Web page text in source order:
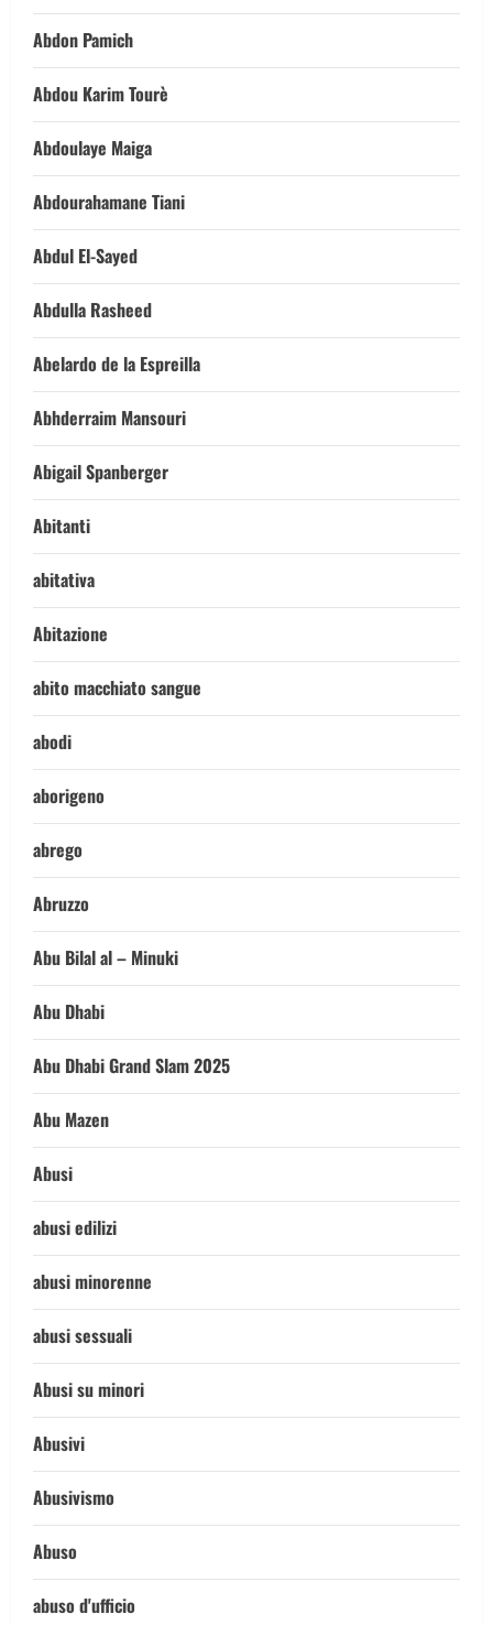
Abdon Pamich
Abdou Karim Tourè
Abdoulaye Maiga
Abdourahamane Tiani
Abdul El-Sayed
Abdulla Rasheed
Abelardo de la Espreilla
Abhderraim Mansouri
Abigail Spanberger
Abitanti
abitativa
Abitazione
abito macchiato sangue
abodi
aborigeno
abrego
Abruzzo
Abu Bilal al – Minuki
Abu Dhabi
Abu Dhabi Grand Slam 2025
Abu Mazen
Abusi
abusi edilizi
abusi minorenne
abusi sessuali
Abusi su minori
Abusivi
Abusivismo
Abuso
abuso d'ufficio